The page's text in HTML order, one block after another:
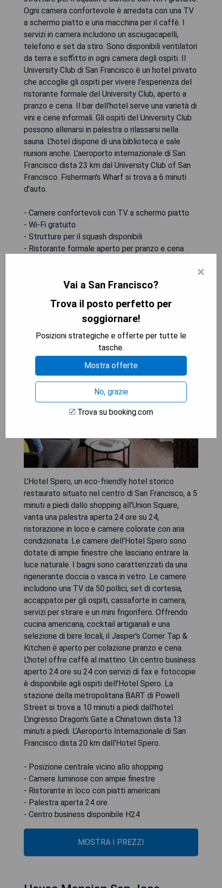
Ogni camera confortevole è arredata con una TV
a schermo piatto e una macchina per il caffè. I
servizi in camera includono un asciugacapelli,
telefono e set da stiro. Sono disponibili ventilatori
da terra e soffitto in ogni camera degli ospiti. Il
University Club di San Francisco è un hotel privato
che accoglie gli ospiti per vivere l'esperienza del
ristorante formale del University Club, aperto a
pranzo e cena. Il bar dell'hotel serve una varietà di
vini e cene informali. Gli ospiti del University Club
possono allenarsi in palestra o rilassarsi nella
sauna. L'hotel dispone di una biblioteca e sale
riunioni anche. L'aeroporto internazionale di San
Francisco dista 23 km dal University Club of San
Francisco. Fisherman's Wharf si trova a 6 minuti
d'auto.
- Camere confortevoli con TV a schermo piatto
- Wi-Fi gratuito
- Strutture per il squash disponibili
- Ristorante formale aperto per pranzo e cena
MOSTRA I PREZZI
Hotel Spero
L'Hotel Spero, un eco-friendly hotel storico
restaurato situato nel centro di San Francisco, a 5
minuti a piedi dallo shopping all'Union Square,
vanta una palestra aperta 24 ore su 24,
ristorazione in loco e camere colorate con aria
condizionata. Le camere dell'Hotel Spero sono
dotate di ampie finestre che lasciano entrare la
luce naturale. I bagni sono caratterizzati da una
rigenerante doccia o vasca in vetro. Le camere
includono una TV da 50 pollici, set di cortesia,
accappatoi per gli ospiti, cassaforte in camera,
servizi per stirare e un mini frigorifero. Offrendo
cucina americana, cocktail artigianali e una
selezione di birre locali, il Jasper's Corner Tap &
Kitchen è aperto per colazione pranzo e cena.
L'hotel offre caffè al mattino. Un centro business
aperto 24 ore su 24 con servizi di fax e fotocopie
è disponibile agli ospiti dell'Hotel Spero. La
stazione della metropolitana BART di Powell
Street si trova a 10 minuti a piedi dall'hotel.
L'ingresso Dragon's Gate a Chinatown dista 13
minuti a piedi. L'Aeroporto Internazionale di San
Francisco dista 20 km dall'Hotel Spero.
- Posizione centrale vicino allo shopping
- Camere luminose con ampie finestre
- Ristorante in loco con piatti americani
- Palestra aperta 24 ore
- Centro business disponibile H24
MOSTRA I PREZZI
×
Vai a San Francisco?
Trova il posto perfetto per
soggiornare!
Posizioni strategiche e offerte per tutte le
tasche.
Mostra offerte
No, grazie
Trova su booking.com